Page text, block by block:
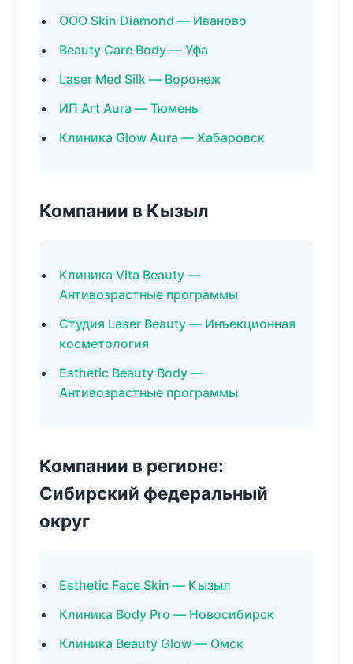
ООО Skin Diamond — Иваново
Beauty Care Body — Уфа
Laser Med Silk — Воронеж
ИП Art Aura — Тюмень
Клиника Glow Aura — Хабаровск
Компании в Кызыл
Клиника Vita Beauty —
Антивозрастные программы
Студия Laser Beauty — Инъекционная
косметология
Esthetic Beauty Body —
Антивозрастные программы
Компании в регионе:
Сибирский федеральный
округ
Esthetic Face Skin — Кызыл
Клиника Body Pro — Новосибирск
Клиника Beauty Glow — Омск